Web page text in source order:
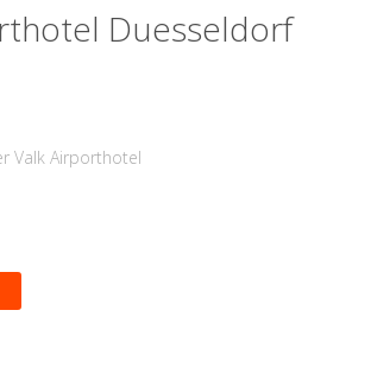
Duesseldorf
Valk Airporthotel